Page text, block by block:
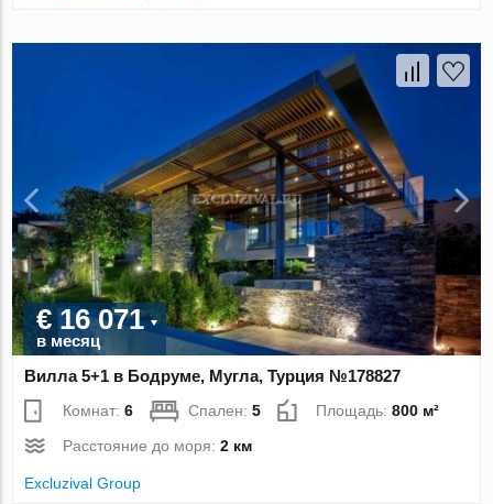
€ 16 071
в месяц
Вилла 5+1 в Бодруме, Мугла, Турция №178827
Комнат:6 Спален:5 Площадь:800 м²
Расстояние до моря:2 км
Excluzival Group